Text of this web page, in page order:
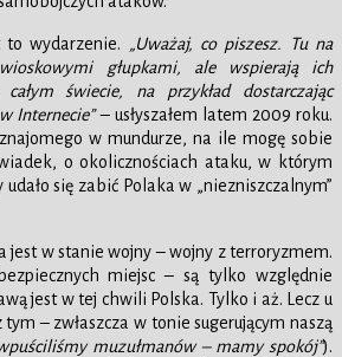
wydarzenie.
„Uważaj, co piszesz. Tu na
głupkami, ale wspierają ich
świecie, na przykład dostarczając
Internecie”– usłyszałem latem 2009 roku.
w mundurze, na ile mogę sobie
o okolicznościach ataku, w którym
się zabić Polaka w „niezniszczalnym”
jest w stanie wojny – wojny z terroryzmem.
miejsc – są tylko względnie
jest w tej chwili Polska. Tylko i aż. Lecz u
– zwłaszcza w tonie sugerującym naszą
muzułmanów – mamy spokój”).